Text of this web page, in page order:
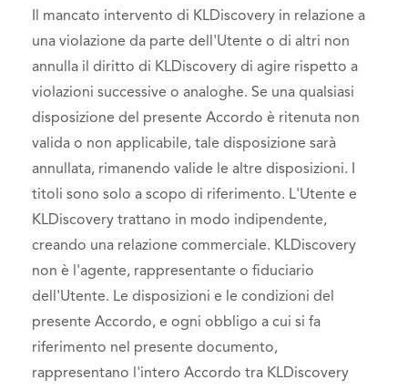
Il mancato intervento di KLDiscovery in relazione a
una violazione da parte dell'Utente o di altri non
annulla il diritto di KLDiscovery di agire rispetto a
violazioni successive o analoghe. Se una qualsiasi
disposizione del presente Accordo è ritenuta non
valida o non applicabile, tale disposizione sarà
annullata, rimanendo valide le altre disposizioni. I
titoli sono solo a scopo di riferimento. L'Utente e
KLDiscovery trattano in modo indipendente,
creando una relazione commerciale. KLDiscovery
non è l'agente, rappresentante o fiduciario
dell'Utente. Le disposizioni e le condizioni del
presente Accordo, e ogni obbligo a cui si fa
riferimento nel presente documento,
rappresentano l'intero Accordo tra KLDiscovery